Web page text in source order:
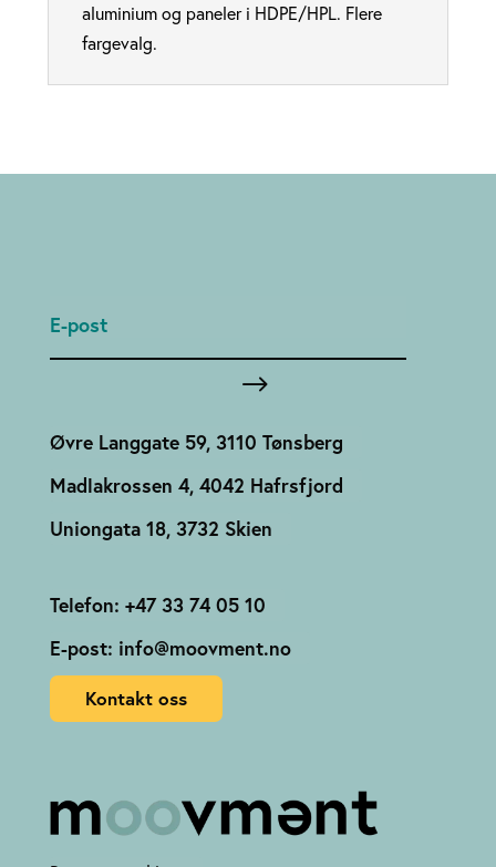
aluminium og paneler i HDPE/HPL. Flere
fargevalg.
Øvre Langgate 59, 3110 Tønsberg
Madlakrossen 4, 4042 Hafrsfjord
Uniongata 18, 3732 Skien
Telefon: +47 33 74 05 10
E-post: info@moovment.no
Kontakt oss